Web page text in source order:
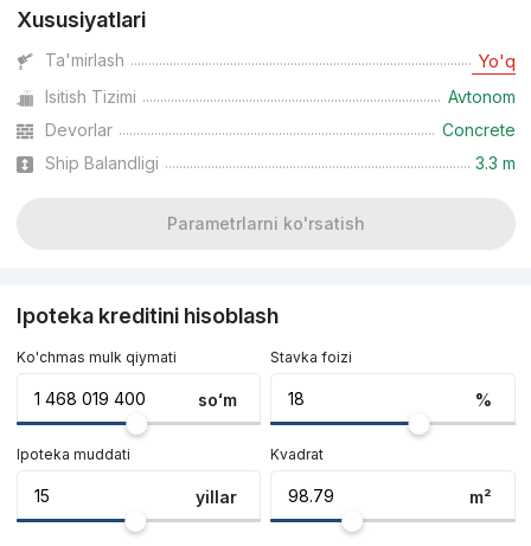
Xususiyatlari
Ta'mirlash Yo'q
Isitish Tizimi
Avtonom
Devorlar
Concrete
Ship Balandligi
3.3 m
Parametrlarni ko'rsatish
Ipoteka kreditini hisoblash
Ko'chmas mulk qiymati
soʻm
Ipoteka muddati
yillar
Stavka foizi
%
Kvadrat
m²